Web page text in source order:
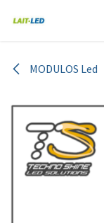
MODULOS Led